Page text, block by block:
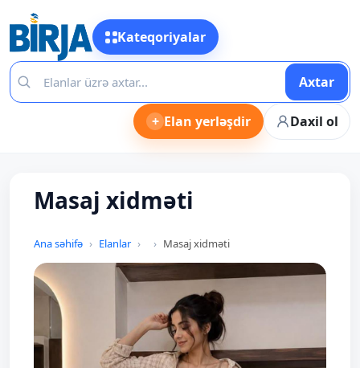
Kateqoriyalar
Axtar
+ Elan yerləşdir Daxil ol
Masaj xidməti
Ana səhifə Elanlar Masaj xidməti